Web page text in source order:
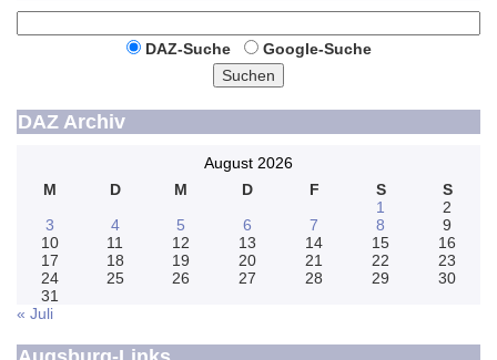
DAZ-Suche
Google-Suche
Suchen
DAZ Archiv
August 2026
M
D M D F S
S
1
2
3
4 5 6 7 8
9
10
11 12 13 14 15
16
17
18 19 20 21 22
23
24
25 26 27 28 29
30
31
« Juli